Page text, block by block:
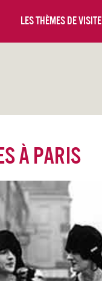
Les thèmes de visite
à Paris